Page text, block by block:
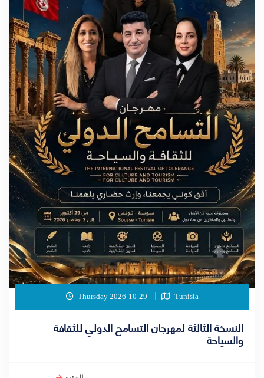
Thursday 2026-10-29 Tunisia
النسخة الثالثة لمهرجان التسامح الدولي للثقافة
والسياحة